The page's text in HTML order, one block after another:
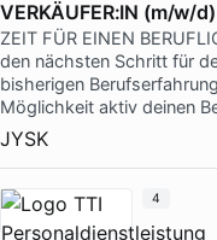
VERKÄUFER:IN (m/w/d)
ZEIT FÜR EINEN
den nächsten Schritt für
bisherigen
Möglichkeit aktiv deinen
JYSK
4